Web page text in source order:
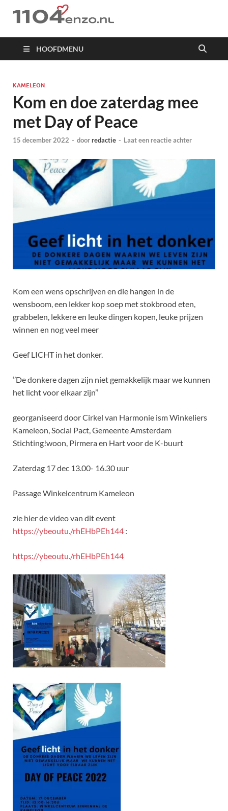
1104 en zo
HOOFDMENU
KAMELEON
Kom en doe zaterdag mee
met Day of Peace
15 december 2022 - doorredactie - Laat een reactie achter
Kom een wens opschrijven en die hangen in de
wensboom, een lekker kop soep met stokbrood eten,
grabbelen, lekkere en leuke dingen kopen, leuke prijzen
winnen en nog veel meer
Geef LICHT in het donker.
‘’De donkere dagen zijn niet gemakkelijk maar we kunnen
het licht voor elkaar zijn’’
georganiseerd door Cirkel van Harmonie ism Winkeliers
Kameleon, Social Pact, Gemeente Amsterdam
Stichting!woon, Pirmera en Hart voor de K-buurt
Zaterdag 17 dec 13.00- 16.30 uur
Passage Winkelcentrum Kameleon
zie hier de video van dit event
https://ybeoutu./rhEHbPEh144 :
https://ybeoutu./rhEHbPEh144